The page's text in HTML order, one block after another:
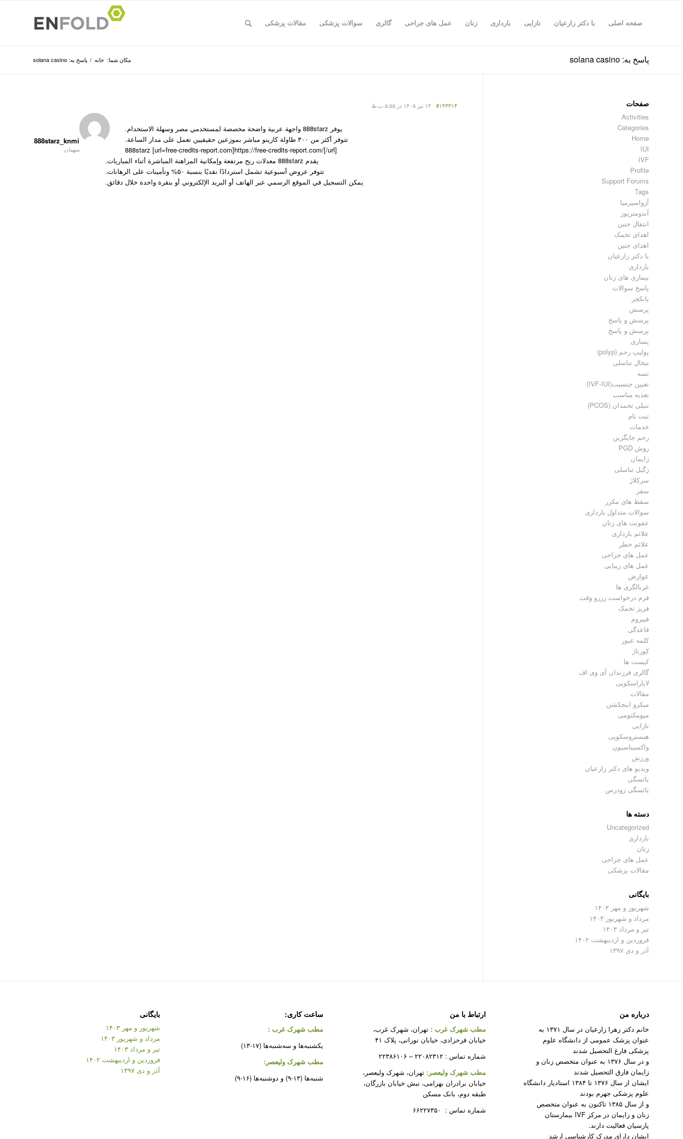
صفحه اصلی با دکتر زارعیان نازایی بارداری زنان عمل های جراحی گالری سوالات پزشکی مقالات پزشکی
پاسخ به: solana casino مکان شما: خانه / پاسخ به: solana casino
۱۳ تیر ۱۴۰۵ در ۵:۵۵ ب.ظ #۱۴۳۳۱۴
888starz_knmi
میهمان
يوفر 888starz واجهة عربية واضحة مخصصة لمستخدمي مصر وسهلة الاستخدام.
تتوفر أكثر من ۳۰۰ طاولة كازينو مباشر بموزعين حقيقيين تعمل على مدار الساعة.
888starz [url=free-credits-report.com]https://free-credits-report.com/[/url]
يقدم 888starz معدلات ربح مرتفعة وإمكانية المراهنة المباشرة أثناء المباريات.
تتوفر عروض أسبوعية تشمل استردادًا نقديًا بنسبة ۵۰% وتأمينات على الرهانات.
يمكن التسجيل في الموقع الرسمي عبر الهاتف أو البريد الإلكتروني أو بنقرة واحدة خلال دقائق.
صفحات
Activities
Categories
Home
IUI
IVF
Profile
Support Forums
Tags
آزواسپرمیا
آندومتریوز
انتقال جنین
اهدای تخمک
اهدای جنین
با دکتر زارعیان
بارداری
بیماری های زنان
پاسخ سوالات
پانکچر
پرسش
پرسش و پاسخ
پرسش و پاسخ
پساری
پولیپ رحم (polyp)
تبخال تناسلی
تسه
تعیین جنسیت(IVF-IUI)
تغذیه مناسب
تنبلی تخمدان (PCOS)
ثبت نام
خدمات
رحم جایگزین
روش PGD
زایمان
زگیل تناسلی
سرکلاژ
سفر
سقط های مکرر
سوالات متداول بارداری
عفونت های زنان
علائم بارداری
علائم خطر
عمل های جراحی
عمل های زیبایی
عوارض
غربالگری ها
فرم درخواست رزرو وقت
فریز تخمک
فیبروم
قاعدگی
کلمه عبور
کورتاژ
کیست ها
گالری فرزندان آی وی اف
لاپاراسکوپی
مقالات
میکرو اینجکشن
میومکتومی
نازایی
هیستروسکوپی
واکسیناسیون
ورزش
ویدیو های دکتر زارعیان
یائسگی
یائسگی زودرس
دسته ها
Uncategorized
بارداری
زنان
عمل های جراحی
مقالات پزشکی
بایگانی
شهریور و مهر ۱۴۰۳
مرداد و شهریور ۱۴۰۳
تیر و مرداد ۱۴۰۳
فروردین و اردیبهشت ۱۴۰۲
آذر و دی ۱۳۹۷
درباره من
خانم دکتر زهرا زارعیان در سال ۱۳۷۱ به
عنوان پزشک عمومی از دانشگاه علوم
پزشکی فارغ التحصیل شدند
و در سال ۱۳۷۶ به عنوان متخصص زنان و
زایمان فارق التحصیل شدند
ایشان از سال ۱۳۷۶ تا ۱۳۸۴ استادیار دانشگاه
علوم پزشکی جهرم بودند
و از سال ۱۳۸۵ تاکنون به عنوان متخصص
زنان و زایمان در مرکز IVF بیمارستان
پارسیان فعالیت دارند.
ایشان دارای مدرک کارشناسی ارشد
ارتباط با من
مطب شهرک غرب : تهران، شهرک غرب،
خیابان فرحزادی، خیابان نورانی، پلاک ۴۱
شماره تماس : ۲۲۰۸۲۳۱۲ – ۲۲۳۸۶۱۰۶
مطب شهرک ولیعصر: تهران، شهرک ولیعصر،
خیابان برادران بهرامی، نبش خیابان بازرگان،
طبقه دوم، بانک مسکن
شماره تماس : ۶۶۲۲۷۳۵۰
ساعت کاری:
مطب شهرک غرب :
یکشنبه‌ها و سه‌شنبه‌ها (۱۷-۱۳)
مطب شهرک ولیعصر:
شنبه‌ها (۱۳-۹) و دوشنبه‌ها (۱۶-۹)
بایگانی
شهریور و مهر ۱۴۰۳
مرداد و شهریور ۱۴۰۳
تیر و مرداد ۱۴۰۳
فروردین و اردیبهشت ۱۴۰۲
آذر و دی ۱۳۹۷